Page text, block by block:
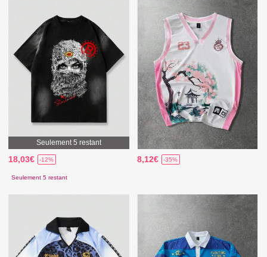
Seulement 5 restant
18,03€ -12%
Seulement 5 restant
8,12€ -35%